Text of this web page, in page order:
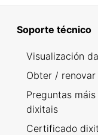
Soporte técnico
Visualización
Obter /
Preguntas
dixitais
Certificado